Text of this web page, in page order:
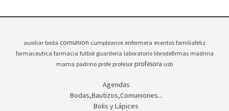
auxiliar boda comunion cumpleanos enfermera eventos familiafeliz
farmaceutica farmacia futbol guarderia laboratorio librodefirmas madrina
mama padrino profe profesor profesora usb
Agendas
Bodas,Bautizos,Comuniones...
Bolis y Lápices